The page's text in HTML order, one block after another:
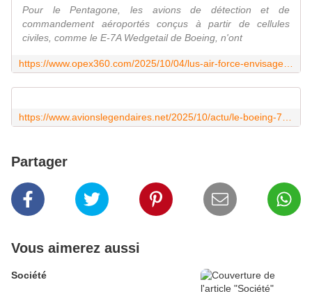
Pour le Pentagone, les avions de détection et de
commandement aéroportés conçus à partir de cellules
civiles, comme le E-7A Wedgetail de Boeing, n'ont
Partager
Vous aimerez aussi
Société